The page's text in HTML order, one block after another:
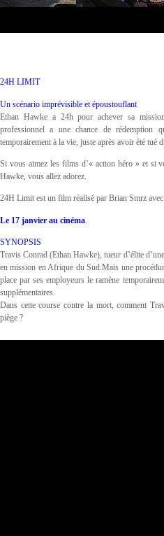
24H LIMIT
Un scénario imprévisible et époustouflant
Ethan Hawke a 24h pour achever sa
professionnel a une chance de rédemption
temporairement à la vie, juste après avoir été tué
Si vous aimez les films d’« action héro » et si
Hawke, vous allez adorez.
24H Limit est un film réalisé par Brian Smrz
Le 17 janvier au cinéma
SYNOPSIS
Travis Conrad (Ethan Hawke), tueur d’élite
en mission en Afrique du Sud.Mais une
place par ses employeurs le ramène
supplémentaires.
Dans cette course contre la mort, comment
piège ?